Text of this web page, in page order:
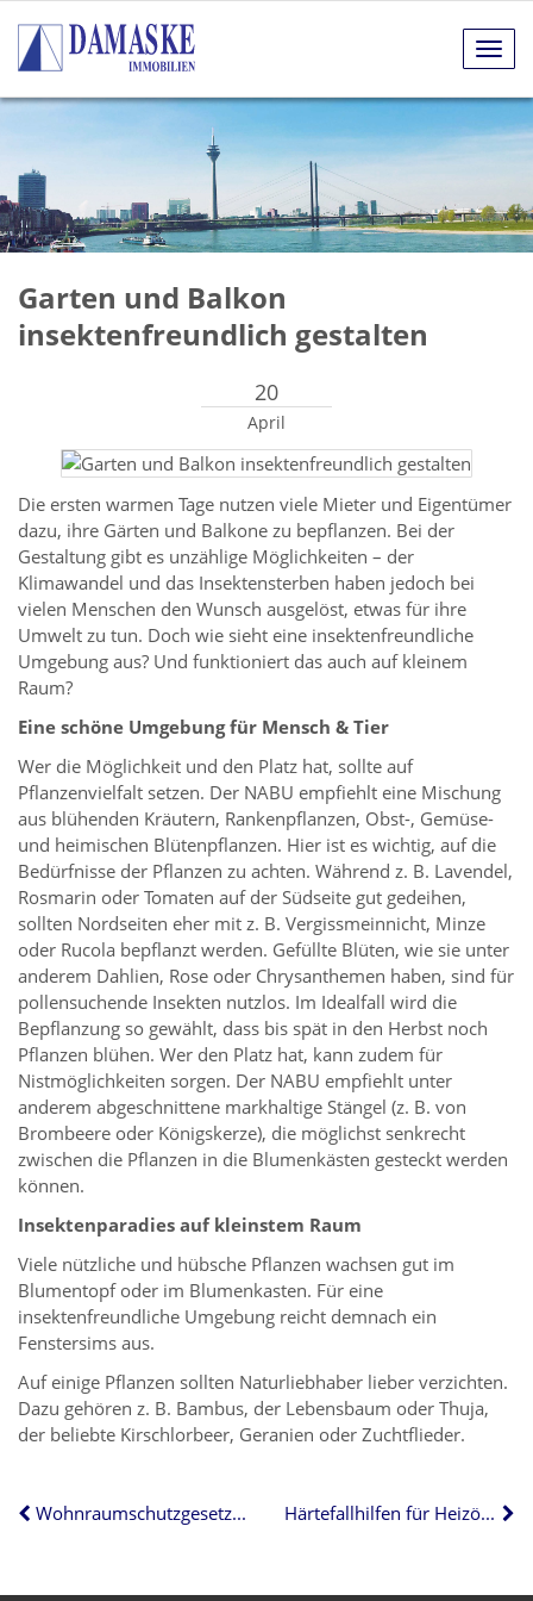
Garten und Balkon
insektenfreundlich gestalten
20
April
Die ersten warmen Tage nutzen viele Mieter und Eigentümer
dazu, ihre Gärten und Balkone zu bepflanzen. Bei der
Gestaltung gibt es unzählige Möglichkeiten – der
Klimawandel und das Insektensterben haben jedoch bei
vielen Menschen den Wunsch ausgelöst, etwas für ihre
Umwelt zu tun. Doch wie sieht eine insektenfreundliche
Umgebung aus? Und funktioniert das auch auf kleinem
Raum?
Eine schöne Umgebung für Mensch & Tier
Wer die Möglichkeit und den Platz hat, sollte auf
Pflanzenvielfalt setzen. Der NABU empfiehlt eine Mischung
aus blühenden Kräutern, Rankenpflanzen, Obst-, Gemüse-
und heimischen Blütenpflanzen. Hier ist es wichtig, auf die
Bedürfnisse der Pflanzen zu achten. Während z. B. Lavendel,
Rosmarin oder Tomaten auf der Südseite gut gedeihen,
sollten Nordseiten eher mit z. B. Vergissmeinnicht, Minze
oder Rucola bepflanzt werden. Gefüllte Blüten, wie sie unter
anderem Dahlien, Rose oder Chrysanthemen haben, sind für
pollensuchende Insekten nutzlos. Im Idealfall wird die
Bepflanzung so gewählt, dass bis spät in den Herbst noch
Pflanzen blühen. Wer den Platz hat, kann zudem für
Nistmöglichkeiten sorgen. Der NABU empfiehlt unter
anderem abgeschnittene markhaltige Stängel (z. B. von
Brombeere oder Königskerze), die möglichst senkrecht
zwischen die Pflanzen in die Blumenkästen gesteckt werden
können.
Insektenparadies auf kleinstem Raum
Viele nützliche und hübsche Pflanzen wachsen gut im
Blumentopf oder im Blumenkasten. Für eine
insektenfreundliche Umgebung reicht demnach ein
Fenstersims aus.
Auf einige Pflanzen sollten Naturliebhaber lieber verzichten.
Dazu gehören z. B. Bambus, der Lebensbaum oder Thuja,
der beliebte Kirschlorbeer, Geranien oder Zuchtflieder.
Wohnraumschutzgesetz: Entwurf in Schleswig-Holstein steht Härtefallhilfen für Heizöl, Pellets & Co. – Anträge ab Mai möglich